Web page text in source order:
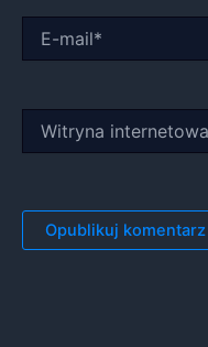
mail*
internetowa